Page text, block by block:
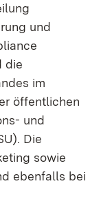
und
die
im
öffentlichen
und
Die
sowie
ebenfalls bei